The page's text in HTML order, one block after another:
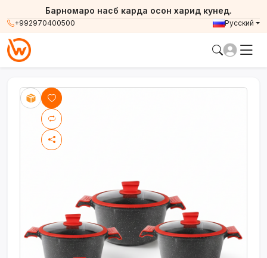
+992970400500
Барномаро насб карда осон харид кунед.
Русский